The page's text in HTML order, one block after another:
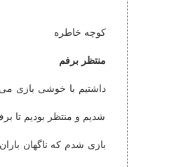
کوچه خاطره
منتظر برفم
داشتیم با خوشی بازی
شدیم و منتظر بودیم تا
بازی شدم که ناگهان